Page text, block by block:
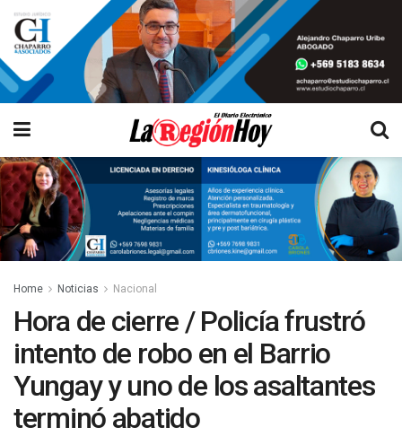
Home Noticias Nacional
Hora de cierre / Policía frustró
intento de robo en el Barrio
Yungay y uno de los asaltantes
terminó abatido